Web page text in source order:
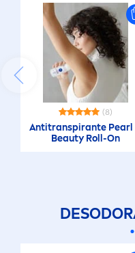
(8)
Antitranspirante Pearl
BeautyRoll-On